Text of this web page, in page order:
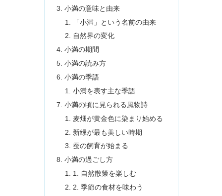
小満の意味と由来
「小満」という名前の由来
自然界の変化
小満の期間
小満の読み方
小満の季語
小満を表す主な季語
小満の頃に見られる風物詩
麦畑が黄金色に染まり始める
新緑が最も美しい時期
蚕の飼育が始まる
小満の過ごし方
1. 自然散策を楽しむ
2. 季節の食材を味わう